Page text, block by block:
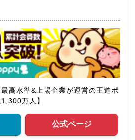
高水準&上場企業が運営の王道ポ
万人】
公式ページ